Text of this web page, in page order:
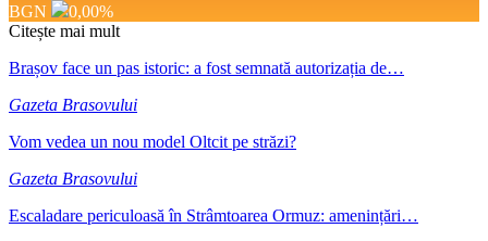
BGN
0,00%
Citește mai mult
Brașov face un pas istoric: a fost semnată autorizația de…
Gazeta Brasovului
Vom vedea un nou model Oltcit pe străzi?
Gazeta Brasovului
Escaladare periculoasă în Strâmtoarea Ormuz: amenințări…